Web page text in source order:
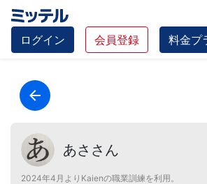
ログイン 会員登録 料金プ
あささん
2024年4月よりKaienの職業訓練を利用。